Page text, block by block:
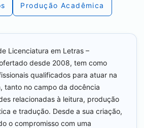
Produção Acadêmica
Licenciatura em Letras –
desde 2008, tem como
qualificados para atuar na
tanto no campo da docência
relacionadas à leitura, produção
e tradução. Desde a sua criação,
o compromisso com uma